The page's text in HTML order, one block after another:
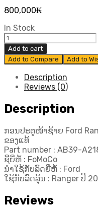
800,000₭
In Stock
ກອນ
ປະຕູ
ໜ້າ
ຊ້າຍ
Ford
Ranger
ແລະ
Mazda
50pro
ຂອງ
ແທ້
quantity
Add to cart
Add to Compare
Add to
Description
Reviews (0)
Description
ກອນປະຕູໜ້າຊ້າຍ Ford
ຂອງແທ້
Part number : AB39-
ຊື່ຍີ່ຫໍ້ : FoMoCo
ນຳໃຊ້ກັບລົດຍີ່ຫໍ້ : Ford
ໃຊ້ກັບລົດລຸ້ນ : Ranger ປີ
Reviews